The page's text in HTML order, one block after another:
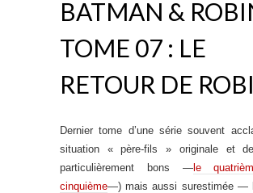
BATMAN &
TOME 07 : LE
RETOUR DE
Dernier tome d’une série souvent
situation « père-fils » originale et
particulièrement bons —le
cinquième—) mais aussi surestimée —